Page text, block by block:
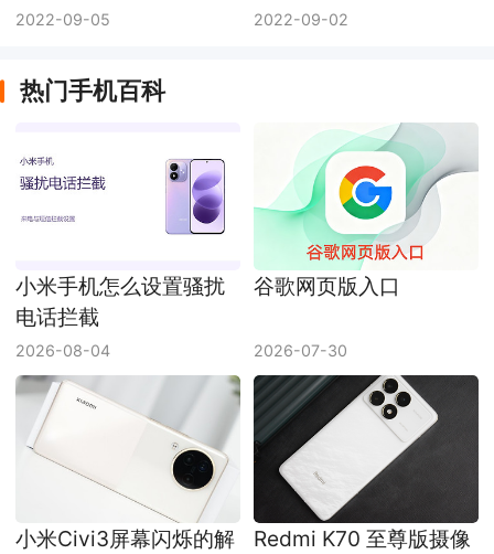
2022-09-05 2022-09-02
热门手机百科
小米手机怎么设置骚扰
电话拦截
2026-08-04
谷歌网页版入口
2026-07-30
小米Civi3屏幕闪烁的解
Redmi K70 至尊版摄像